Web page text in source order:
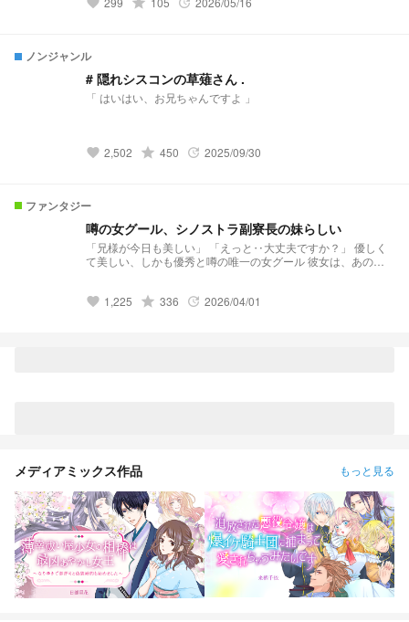
を得ているので、他の作者様と内容が被る可能性はあります
等 許可しておりません。ご容赦ください。
favorite update
ノンジャンル
# 隠れシスコンの草薙さん .
「 はいはい、お兄ちゃんですよ 」
favorite 2,502 grade 450 update 2025/09/30
ファンタジー
噂の女グール、シノストラ副寮長の妹らしい
「兄様が今日も美しい」 「えっと‥大丈夫ですか？」 優しく
て美しい、しかも優秀と噂の唯一の女グール 彼女は、あのシ
favorite 1,225 grade 336 update 2026/04/01
メディアミックス作品 もっと見る